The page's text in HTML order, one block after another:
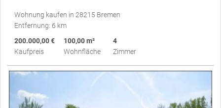
Wohnung kaufen in 28215 Bremen
Entfernung: 6 km
200.000,00 €
Kaufpreis
100,00 m²
Wohnfläche
4
Zimmer